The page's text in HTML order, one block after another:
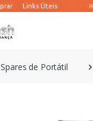
Spares de Portátil